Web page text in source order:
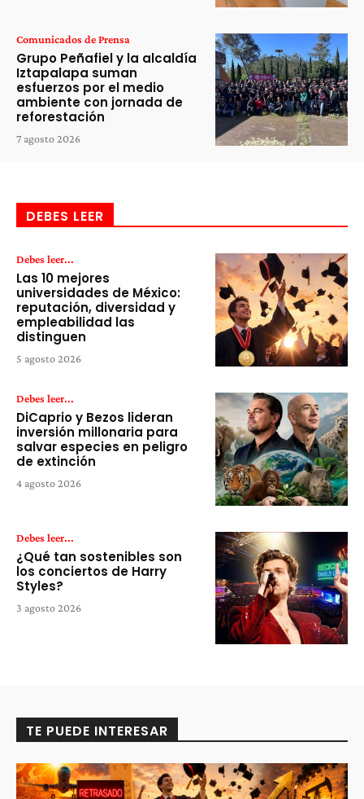
Comunicados de Prensa
Grupo Peñafiel y la alcaldía
Iztapalapa suman
esfuerzos por el medio
ambiente con jornada de
reforestación
7 agosto 2026
DEBES LEER
Debes leer...
Las 10 mejores
universidades de México:
reputación, diversidad y
empleabilidad las
distinguen
5 agosto 2026
Debes leer...
DiCaprio y Bezos lideran
inversión millonaria para
salvar especies en peligro
de extinción
4 agosto 2026
Debes leer...
¿Qué tan sostenibles son
los conciertos de Harry
Styles?
3 agosto 2026
TE PUEDE INTERESAR